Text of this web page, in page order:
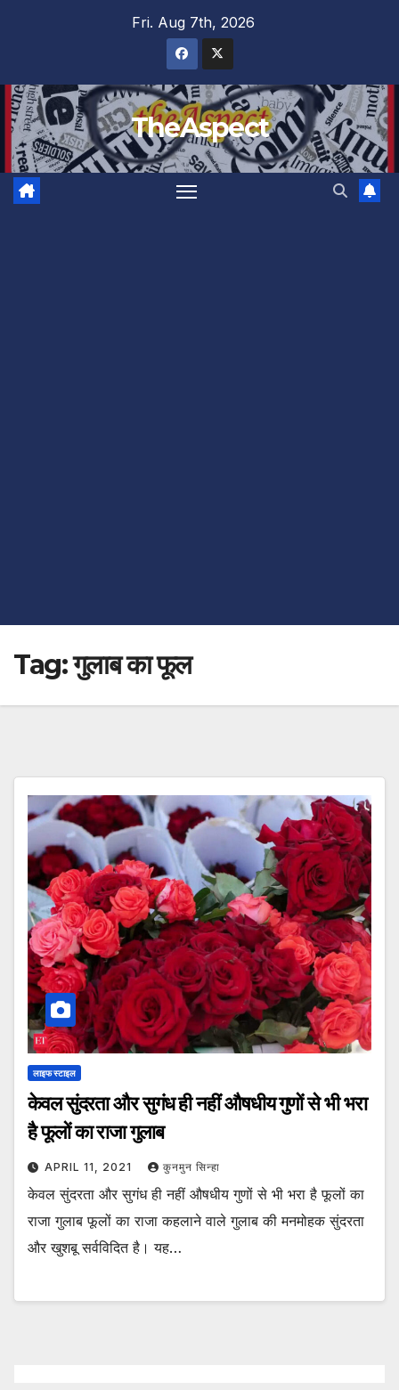
Fri. Aug 7th, 2026
TheAspect
Tag:गुलाब का फूल
लाइफ स्टाइल
केवल सुंदरता और सुगंध ही नहीं औषधीय गुणों से भी भरा
है फूलों का राजा गुलाब
APRIL 11, 2021 कुनमुन सिन्हा
केवल सुंदरता और सुगंध ही नहीं औषधीय गुणों से भी भरा है फूलों का
राजा गुलाब फूलों का राजा कहलाने वाले गुलाब की मनमोहक सुंदरता
और खुशबू सर्वविदित है। यह…